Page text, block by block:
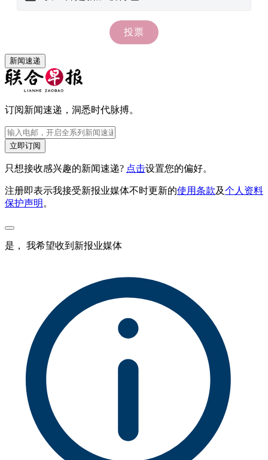
新闻速递
订阅新闻速递，洞悉时代脉搏。
立即订阅
只想接收感兴趣的新闻速递? 点击设置您的偏好。
注册即表示我接受新报业媒体不时更新的使用条款及个人资料
保护声明 。
是， 我希望收到新报业媒体